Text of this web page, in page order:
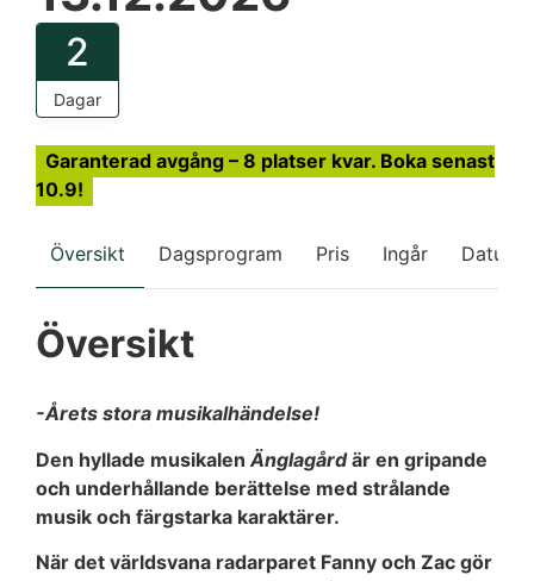
2
Dagar
Garanterad avgång – 8 platser kvar. Boka senast
10.9!
Översikt Dagsprogram Pris Ingår Datum
Översikt
-Årets stora musikalhändelse!
Den hyllade musikalen Änglagårdär en gripande
och underhållande berättelse med strålande
musik och färgstarka karaktärer.
När det världsvana radarparet Fanny och Zac gör